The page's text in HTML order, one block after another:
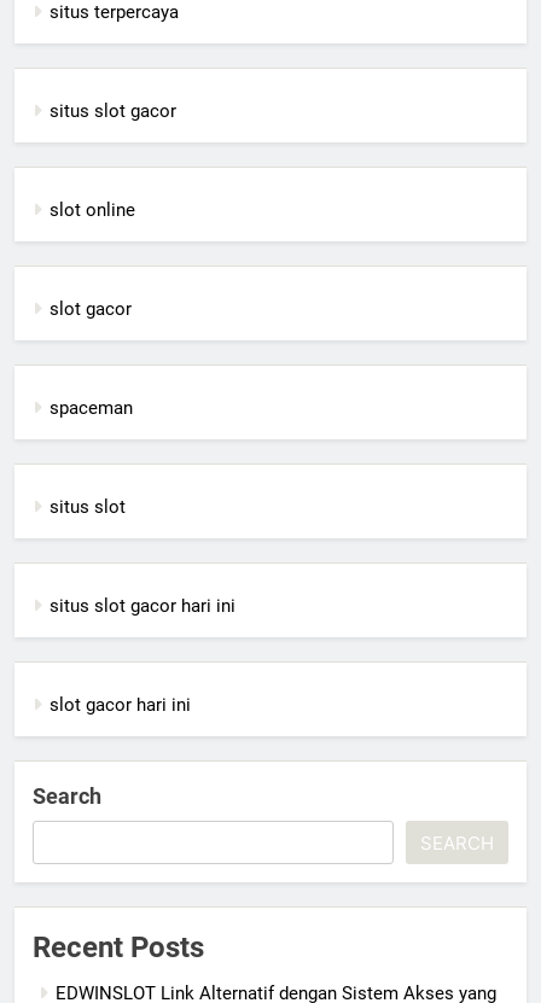
situs terpercaya
situs slot gacor
slot online
slot gacor
spaceman
situs slot
situs slot gacor hari ini
slot gacor hari ini
Search
SEARCH
Recent Posts
EDWINSLOT Link Alternatif dengan Sistem Akses yang